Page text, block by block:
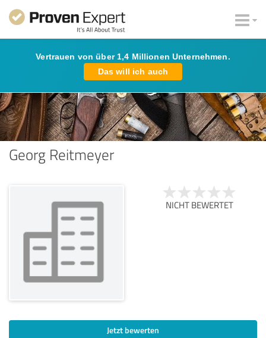
Vertrauen von über 1,4 Millionen Unternehmen.
Das will ich auch
Georg Reitmeyer
NICHT BEWERTET
Jetzt bewerten